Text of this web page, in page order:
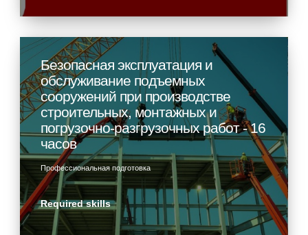
Безопасная эксплуатация и
обслуживание подъемных
сооружений при производстве
строительных, монтажных и
погрузочно-разгрузочных работ - 16
часов
Профессиональная подготовка
Required skills